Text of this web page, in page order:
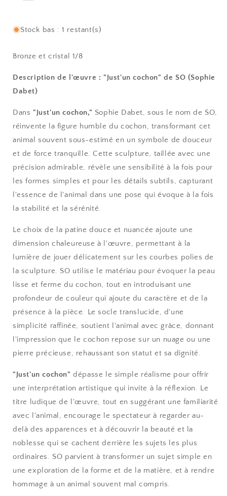
Stock bas : 1 restant(s)
Bronze et cristal 1/8
Description de l'œuvre : "Just'un cochon" de SO (Sophie
Dabet)
Dans "Just'un cochon," Sophie Dabet, sous le nom de SO,
réinvente la figure humble du cochon, transformant cet
animal souvent sous-estimé en un symbole de douceur
et de force tranquille. Cette sculpture, taillée avec une
précision admirable, révèle une sensibilité à la fois pour
les formes simples et pour les détails subtils, capturant
l'essence de l'animal dans une pose qui évoque à la fois
la stabilité et la sérénité.
Le choix de la patine douce et nuancée ajoute une
dimension chaleureuse à l'œuvre, permettant à la
lumière de jouer délicatement sur les courbes polies de
la sculpture. SO utilise le matériau pour évoquer la peau
lisse et ferme du cochon, tout en introduisant une
profondeur de couleur qui ajoute du caractère et de la
présence à la pièce. Le socle translucide, d'une
simplicité raffinée, soutient l'animal avec grâce, donnant
l'impression que le cochon repose sur un nuage ou une
pierre précieuse, rehaussant son statut et sa dignité.
"Just'un cochon" dépasse le simple réalisme pour offrir
une interprétation artistique qui invite à la réflexion. Le
titre ludique de l'œuvre, tout en suggérant une familiarité
avec l'animal, encourage le spectateur à regarder au-
delà des apparences et à découvrir la beauté et la
noblesse qui se cachent derrière les sujets les plus
ordinaires. SO parvient à transformer un sujet simple en
une exploration de la forme et de la matière, et à rendre
hommage à un animal souvent mal compris.